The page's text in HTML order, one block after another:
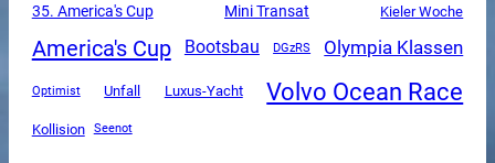
35. America's Cup Mini Transat Kieler Woche
America's Cup Bootsbau DGzRS Olympia Klassen
Optimist Unfall Luxus-Yacht Volvo Ocean Race
Kollision Seenot